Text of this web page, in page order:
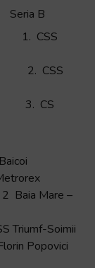
B
1. CSS
CSS
CS
Baia Mare –
Triumf-Soimii
Popovici